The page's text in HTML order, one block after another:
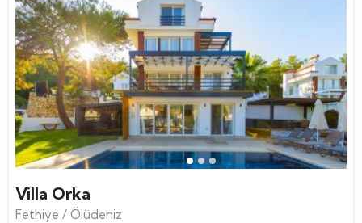
Villa Orka
Fethiye / Ölüdeniz